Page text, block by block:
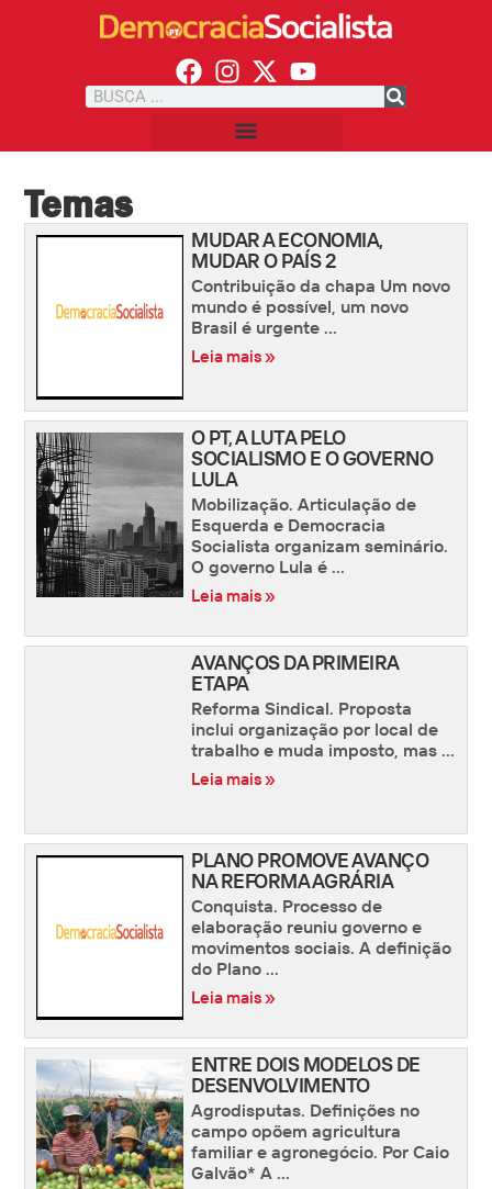
Temas
MUDAR A ECONOMIA,
MUDAR O PAÍS 2
Contribuição da chapa Um novo
mundo é possível, um novo
Brasil é urgente ...
Leia mais »
O PT, A LUTA PELO
SOCIALISMO E O GOVERNO
LULA
Mobilização. Articulação de
Esquerda e Democracia
Socialista organizam seminário.
O governo Lula é ...
Leia mais »
AVANÇOS DA PRIMEIRA
ETAPA
Reforma Sindical. Proposta
inclui organização por local de
trabalho e muda imposto, mas ...
Leia mais »
PLANO PROMOVE AVANÇO
NA REFORMA AGRÁRIA
Conquista. Processo de
elaboração reuniu governo e
movimentos sociais. A definição
do Plano ...
Leia mais »
ENTRE DOIS MODELOS DE
DESENVOLVIMENTO
Agrodisputas. Definições no
campo opõem agricultura
familiar e agronegócio. Por Caio
Galvão* A ...